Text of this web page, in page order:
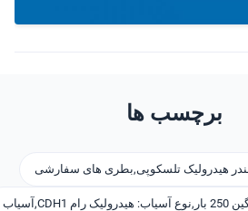
برچسب ها
هیدرولیک تلسکوپی,بطری های سفارشی
سیلندر هیدرولیک سنگین 250 بار,نوع آسیاب: هیدرولیک رام CDH1,آسیاب